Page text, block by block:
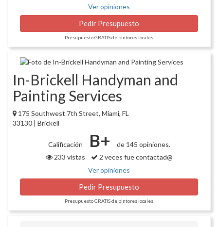
Ver opiniones
Pedir Presupuesto
Presupuesto GRATIS de pintores locales
In-Brickell Handyman and
Painting Services
175 Southwest 7th Street, Miami, FL
33130 | Brickell
Calificación B+
de 145 opiniones.
233 vistas
2 veces fue contactad@
Ver opiniones
Pedir Presupuesto
Presupuesto GRATIS de pintores locales